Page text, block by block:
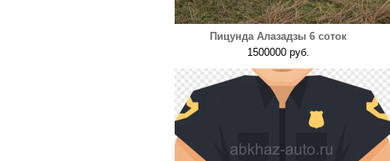
Пицунда Алазадзы 6 соток
1500000 руб.